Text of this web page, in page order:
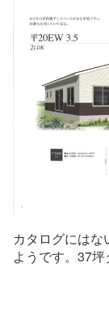
カタログには
ようです。37坪